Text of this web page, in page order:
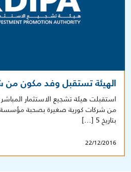
الهيئة تستقبل وفد مكون من
استقبلت هيئة تشجيع الاستثمار
من شركات كورية صغيرة بصحبة مؤسسة
بتاريخ 5 […]
22/12/2016